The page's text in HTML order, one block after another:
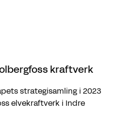
kraftverk
strategisamling i 2023
elvekraftverk i Indre